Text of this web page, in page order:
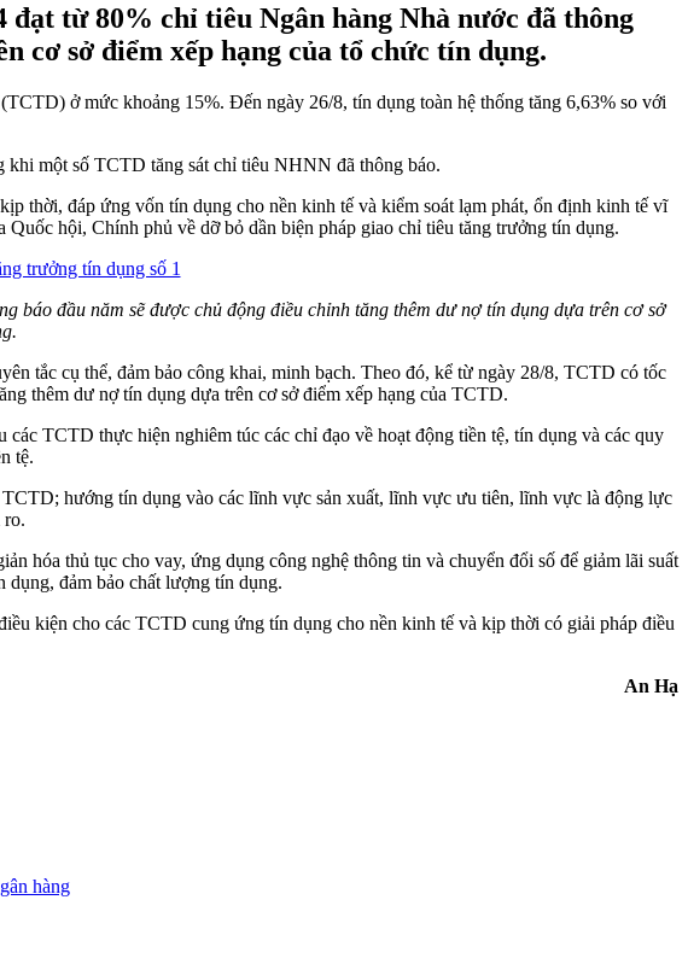
từ 80% chỉ tiêu Ngân hàng Nhà nước đã thông
cơ sở điểm xếp hạng của tổ chức tín dụng.
ở mức khoảng 15%. Đến ngày 26/8, tín dụng toàn hệ thống tăng 6,63% so với
một số TCTD tăng sát chỉ tiêu NHNN đã thông báo.
thời, đáp ứng vốn tín dụng cho nền kinh tế và kiểm soát lạm phát, ổn định kinh tế vĩ
hội, Chính phủ về dỡ bỏ dần biện pháp giao chỉ tiêu tăng trưởng tín dụng.
báo đầu năm sẽ được chủ động điều chỉnh tăng thêm dư nợ tín dụng dựa trên cơ sở
tắc cụ thể, đảm bảo công khai, minh bạch. Theo đó, kể từ ngày 28/8, TCTD có tốc
thêm dư nợ tín dụng dựa trên cơ sở điểm xếp hạng của TCTD.
TCTD thực hiện nghiêm túc các chỉ đạo về hoạt động tiền tệ, tín dụng và các quy
tệ.
TCTD; hướng tín dụng vào các lĩnh vực sản xuất, lĩnh vực ưu tiên, lĩnh vực là động lực
ro.
hóa thủ tục cho vay, ứng dụng công nghệ thông tin và chuyển đổi số để giảm lãi suất
dụng, đảm bảo chất lượng tín dụng.
kiện cho các TCTD cung ứng tín dụng cho nền kinh tế và kịp thời có giải pháp điều
An Hạ
hàng